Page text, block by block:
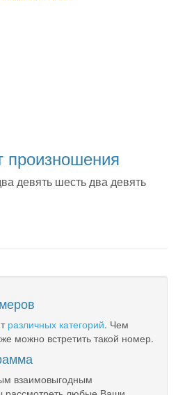
произношения
девять шесть два девять
различных категорий. Чем
можно встретить такой номер.
взаимовыгодным